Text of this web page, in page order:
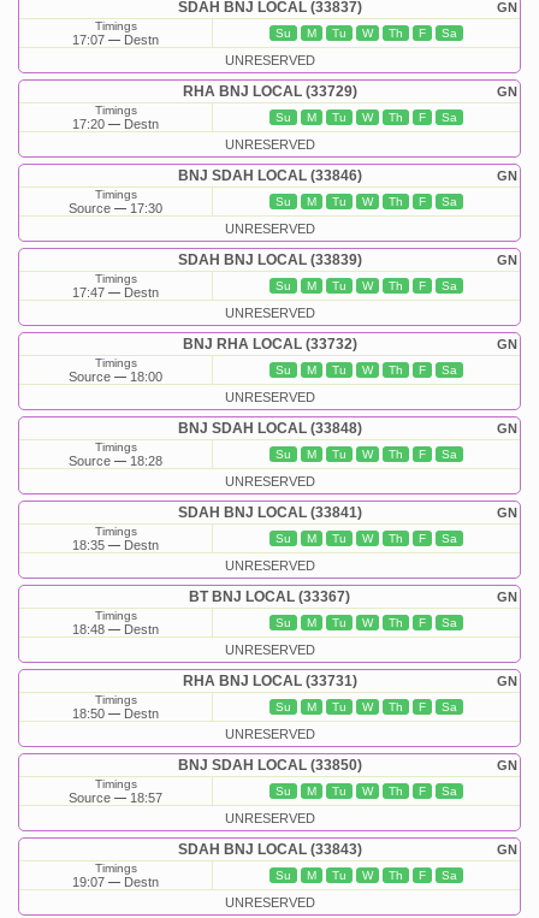
GN
SDAH BNJ LOCAL (33837)
Timings
17:07 Destn Su M Tu W Th F Sa
UNRESERVED
GN
RHA BNJ LOCAL (33729)
Timings
17:20 Destn Su M Tu W Th F Sa
UNRESERVED
GN
BNJ SDAH LOCAL (33846)
Timings
Source 17:30 Su M Tu W Th F Sa
UNRESERVED
GN
SDAH BNJ LOCAL (33839)
Timings
17:47 Destn Su M Tu W Th F Sa
UNRESERVED
GN
BNJ RHA LOCAL (33732)
Timings
Source 18:00 Su M Tu W Th F Sa
UNRESERVED
GN
BNJ SDAH LOCAL (33848)
Timings
Source 18:28 Su M Tu W Th F Sa
UNRESERVED
GN
SDAH BNJ LOCAL (33841)
Timings
18:35 Destn Su M Tu W Th F Sa
UNRESERVED
GN
BT BNJ LOCAL (33367)
Timings
18:48 Destn Su M Tu W Th F Sa
UNRESERVED
GN
RHA BNJ LOCAL (33731)
Timings
18:50 Destn Su M Tu W Th F Sa
UNRESERVED
GN
BNJ SDAH LOCAL (33850)
Timings
Source 18:57 Su M Tu W Th F Sa
UNRESERVED
GN
SDAH BNJ LOCAL (33843)
Timings
19:07 Destn Su M Tu W Th F Sa
UNRESERVED